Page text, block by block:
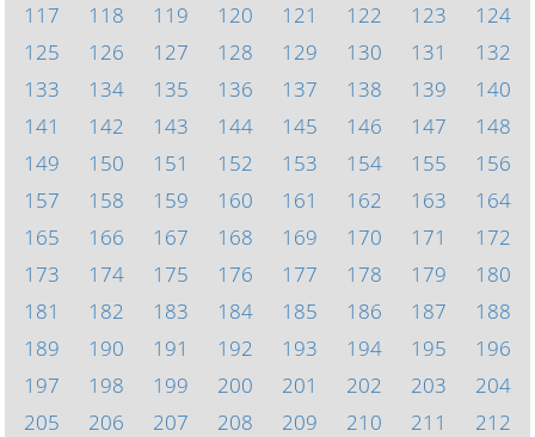
117
118 119 120 121 122 123
124
125
126 127 128 129 130 131
132
133
134 135 136 137 138 139
140
141
142 143 144 145 146 147
148
149
150 151 152 153 154 155
156
157
158 159 160 161 162 163
164
165
166 167 168 169 170 171
172
173
174 175 176 177 178 179
180
181
182 183 184 185 186 187
188
189
190 191 192 193 194 195
196
197
198 199 200 201 202 203
204
205
206 207 208 209 210 211
212